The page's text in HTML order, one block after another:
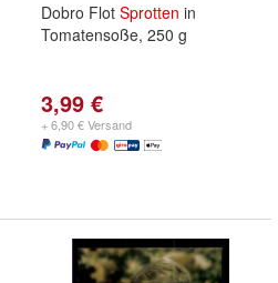
Dobro Flot Sprotten in
Tomatensoße, 250 g
3,99 €
+ 6,90 € Versand